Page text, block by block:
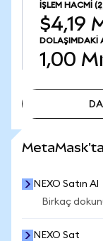
İŞLEM HACMI
$4,19
DOLAŞIMDAKI
1,00
MetaMask'ta
NEXO Satın Al
Birkaç
NEXO Sat